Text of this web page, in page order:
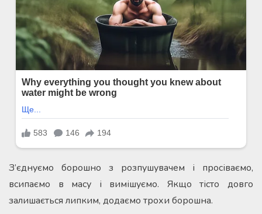
З’єднуємо борошно з розпушувачем і просіваємо,
всипаємо в масу і вимішуємо. Якщо тісто довго
залишається липким, додаємо трохи борошна.